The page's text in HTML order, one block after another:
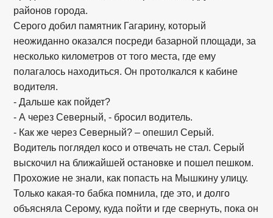
районов города.
Серого добил памятник Гагарину, который
неожиданно оказался посреди базарной площади, за
несколько километров от того места, где ему
полагалось находиться. Он протолкался к кабине
водителя.
- Дальше как пойдет?
- А через Северный, - бросил водитель.
- Как же через Северный? – опешил Серый.
Водитель поглядел косо и отвечать не стал. Серый
выскочил на ближайшей остановке и пошел пешком.
Прохожие не знали, как попасть на Мышкину улицу.
Только какая-то бабка помнила, где это, и долго
объясняла Серому, куда пойти и где свернуть, пока он